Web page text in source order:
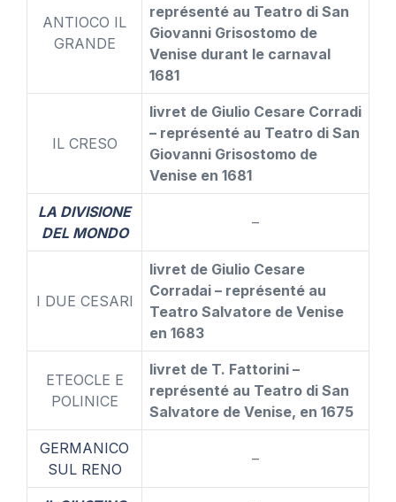
ANTIOCO IL
GRANDE
représenté au Teatro di San
Giovanni Grisostomo de
Venise durant le carnaval
1681
IL CRESO
livret de Giulio Cesare Corradi
– représenté au Teatro di San
Giovanni Grisostomo de
Venise en 1681
LA DIVISIONE
DEL MONDO
–
I DUE CESARI
livret de Giulio Cesare
Corradai – représenté au
Teatro Salvatore de Venise
en 1683
ETEOCLE E
POLINICE
livret de T. Fattorini –
représenté au Teatro di San
Salvatore de Venise, en 1675
GERMANICO
SUL RENO
–